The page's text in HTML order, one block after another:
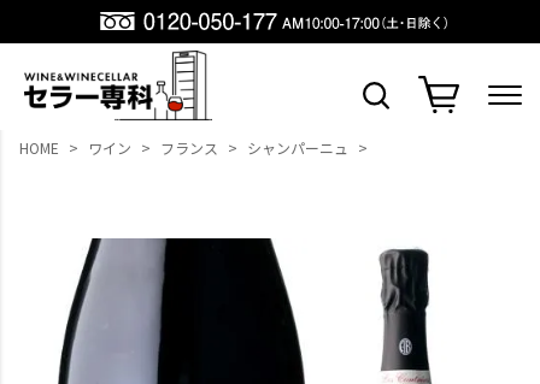
HOME ワイン フランス シャンパーニュ